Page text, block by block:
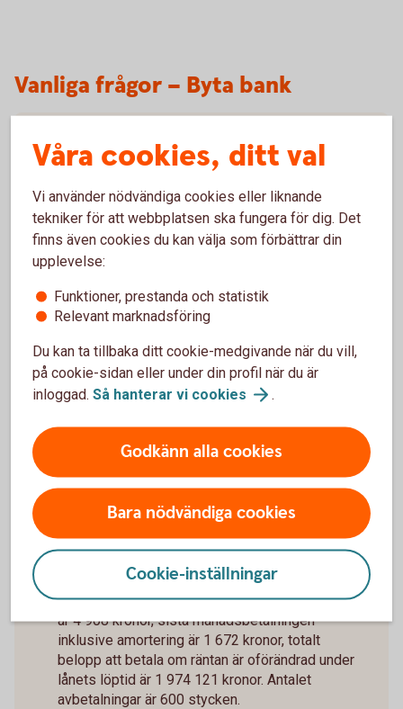
Vanliga frågor – Byta bank
Måste man byta BankID när man byter bank?
Varför ställer ni så många frågor när man ska
byta bank?
Räkneexempel bolån
ränta (3 mån bunden, listränta senast ändrad
2026-05-29), med rak amortering
Nyckelkund 3,96 %).
Första månadsbetalningen inklusive amortering
är 4 908 kronor, sista månadsbetalningen
inklusive amortering är 1 672 kronor, totalt
belopp att betala om räntan är oförändrad under
lånets löptid är 1 974 121 kronor. Antalet
avbetalningar är 600 stycken.
Våra cookies, ditt val
Vi använder nödvändiga cookies eller liknande
tekniker för att webbplatsen ska fungera för dig. Det
finns även cookies du kan välja som förbättrar din
upplevelse:
Funktioner, prestanda och statistik
Relevant marknadsföring
Du kan ta tillbaka ditt cookie-medgivande när du vill,
på cookie-sidan eller under din profil när du är
inloggad. Så hanterar vi cookies .
Godkänn alla cookies
Bara nödvändiga cookies
Cookie-inställningar